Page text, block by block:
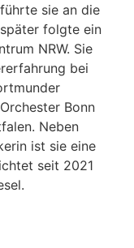
sie an die
folgte ein
NRW. Sie
bei
Bonn
Neben
ist sie eine
seit 2021